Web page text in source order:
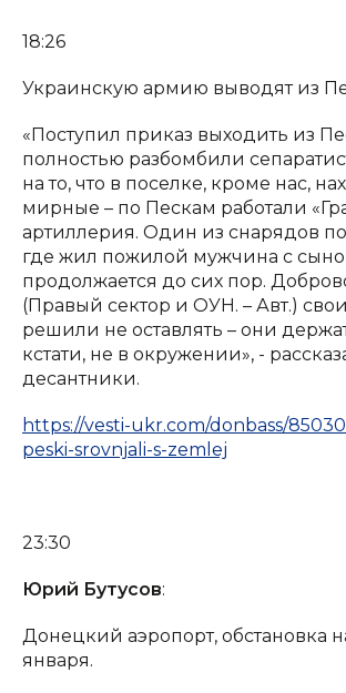
18:26
Украинскую армию выводят из
«Поступил приказ выходить из
полностью разбомбили
на то, что в поселке, кроме нас,
мирные – по Пескам работали
артиллерия. Один из снарядов
где жил пожилой мужчина с
продолжается до сих пор.
(Правый сектор и ОУН. – Авт.)
решили не оставлять – они
кстати, не в окружении», -
десантники.
https://vesti-ukr.com/donbass/
peski-srovnjali-s-zemlej
23:30
Юрий Бутусов:
Донецкий аэропорт, обстановка
января.